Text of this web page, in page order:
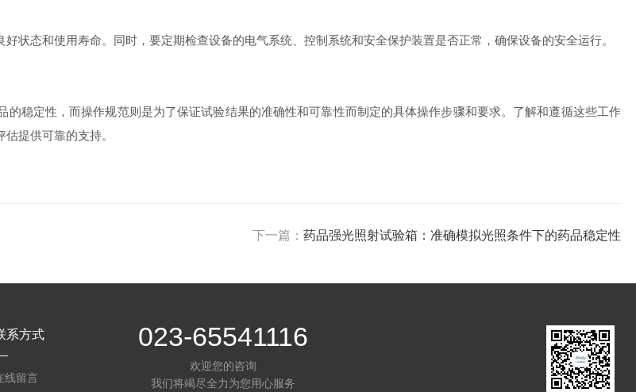
态和使用寿命。同时，要定期检查设备的电气系统、控制系统和安全保护装置是否正常，确保设备的安全运行。
的稳定性，而操作规范则是为了保证试验结果的准确性和可靠性而制定的具体操作步骤和要求。了解和遵循这些工作
提供可靠的支持。
下一篇：药品强光照射试验箱：准确模拟光照条件下的药品稳定性
系方式
线留言
023-65541116
欢迎您的咨询
我们将竭尽全力为您用心服务